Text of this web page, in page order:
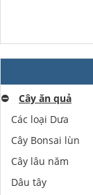
⛔️
Cây ăn quả
Các loại Dưa
Cây Bonsai lùn
Cây lâu năm
Dâu tây